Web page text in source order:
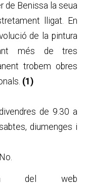
de Benissa la seua
lligat. En
de la pintura
més de tres
trobem obres
(1)
de 9.30 a
diumenges i
del web